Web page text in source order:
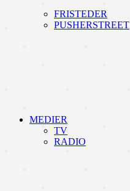
FRISTEDER
PUSHERSTREET
MEDIER
TV
RADIO